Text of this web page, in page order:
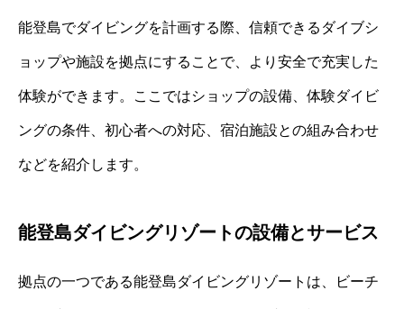
能登島でダイビングを計画する際、信頼できるダイブシ
ョップや施設を拠点にすることで、より安全で充実した
体験ができます。ここではショップの設備、体験ダイビ
ングの条件、初心者への対応、宿泊施設との組み合わせ
などを紹介します。
能登島ダイビングリゾートの設備とサービス
拠点の一つである能登島ダイビングリゾートは、ビーチ